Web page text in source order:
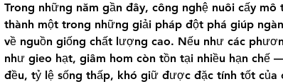
Trong những năm gần đây, công nghệ nuôi cấy
thành một trong những giải pháp đột phá giúp
về nguồn giống chất lượng cao. Nếu như các
như gieo hạt, giâm hom còn tồn tại nhiều hạn chế
đều, tỷ lệ sống thấp, khó giữ được đặc tính tốt của